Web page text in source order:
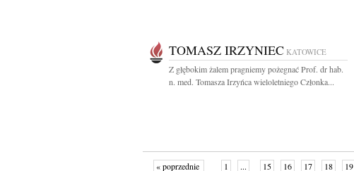
TOMASZ IRZYNIEC KATOWICE
Z głębokim żalem pragniemy pożegnać Prof. dr hab.
n. med. Tomasza Irzyńca wieloletniego Członka...
« poprzednie 1 ... 15 16 17 18 19